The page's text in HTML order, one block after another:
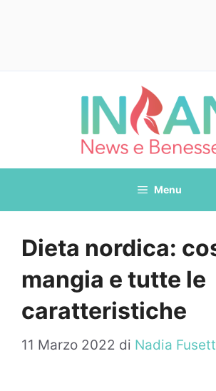
Menu
Dieta nordica:
mangia e tutte le
caratteristiche
11 Marzo 2022 di Nadia